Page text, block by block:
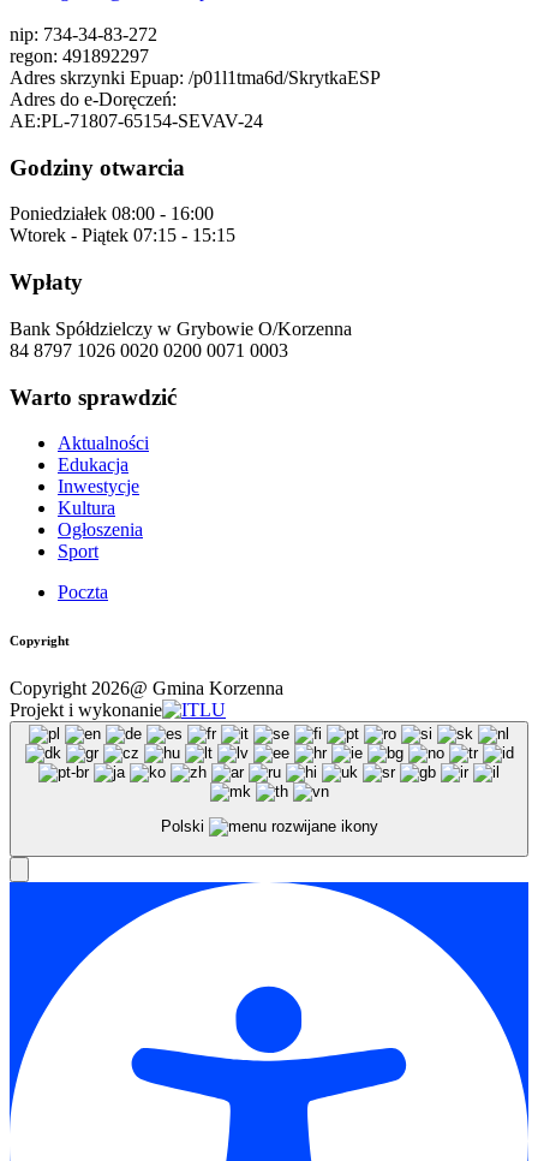
nip: 734-34-83-272
regon: 491892297
Adres skrzynki Epuap: /p01l1tma6d/SkrytkaESP
Adres do e-Doręczeń:
AE:PL-71807-65154-SEVAV-24
Godziny otwarcia
Poniedziałek 08:00 - 16:00
Wtorek - Piątek 07:15 - 15:15
Wpłaty
Bank Spółdzielczy w Grybowie O/Korzenna
84 8797 1026 0020 0200 0071 0003
Warto sprawdzić
Aktualności
Edukacja
Inwestycje
Kultura
Ogłoszenia
Sport
Poczta
Copyright
Copyright 2026@ Gmina Korzenna
Projekt i wykonanie
Polski